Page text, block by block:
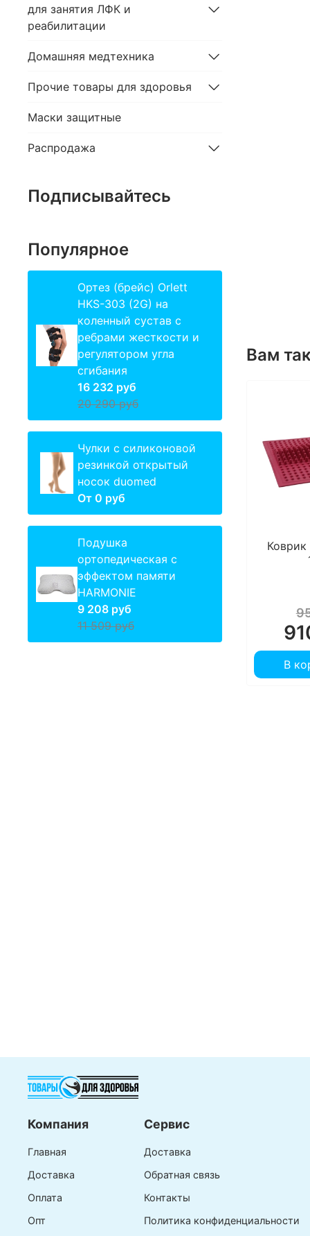
Вам
В
для занятия ЛФК и
реабилитации
Домашняя медтехника
Прочие товары для здоровья
Маски защитные
Распродажа
Подписывайтесь
Популярное
Ортез (брейс) Orlett
HKS-303 (2G) на
коленный сустав с
ребрами жесткости и
регулятором угла
сгибания
16 232 руб
20 290 руб
Чулки с силиконовой
резинкой открытый
носок duomed
От 0 руб
Подушка
ортопедическая с
эффектом памяти
HARMONIE
9 208 руб
11 509 руб
Компания
Главная
Доставка
Оплата
Опт
Сервис
Доставка
Обратная связь
Контакты
Политика конфиденциальности